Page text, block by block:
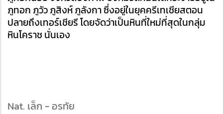
ภูทอก ภูวัว ภูสิงห์ ภูลังกา ซึ่งอยู่ในยุคครีเทเชียสตอน
ปลายถึงเทอร์เชียรี โดยจัดว่าเป็นหินที่ใหม่ที่สุดในกลุ่ม
หินโคราช นั่นเอง
Nat. เล็ก - อรทัย